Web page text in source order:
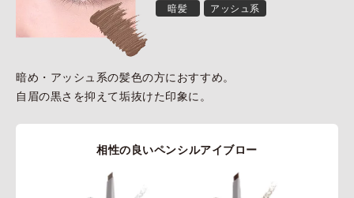
暗髪 アッシュ系
暗め・アッシュ系の髪色の方におすすめ。
自眉の黒さを抑えて垢抜けた印象に。
相性の良いペンシルアイブロー